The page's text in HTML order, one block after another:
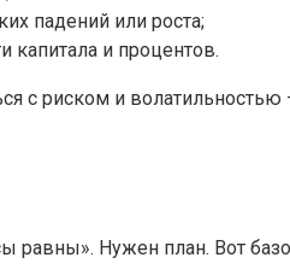
падений или роста;
капитала и процентов.
с риском и
равны». Нужен план. Вот